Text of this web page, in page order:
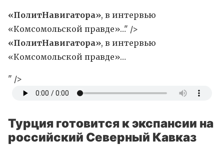
«ПолитНавигатора», в интервью
«Комсомольской правде»…" />
«ПолитНавигатора», в интервью
«Комсомольской правде»…
" />
Турция готовится к экспансии на
российский Северный Кавказ